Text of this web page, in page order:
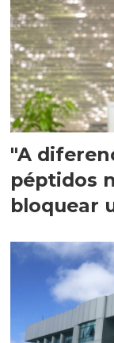
"A
péptidos
bloquear